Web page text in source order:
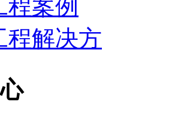
案例
程解决方